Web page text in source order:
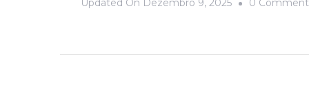
Updated On Dezembro 9, 2025 0 Comment